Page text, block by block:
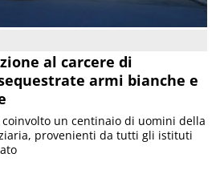
al carcere di
armi bianche e
un centinaio di uomini della
provenienti da tutti gli istituti